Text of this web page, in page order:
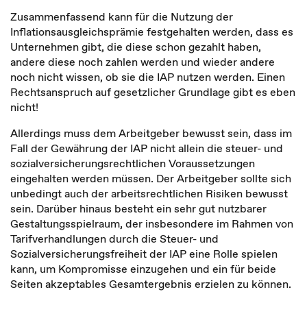
Zusammenfassend kann für die Nutzung der
Inflationsausgleichsprämie festgehalten werden, dass es
Unternehmen gibt, die diese schon gezahlt haben,
andere diese noch zahlen werden und wieder andere
noch nicht wissen, ob sie die IAP nutzen werden. Einen
Rechtsanspruch auf gesetzlicher Grundlage gibt es eben
nicht!
Allerdings muss dem Arbeitgeber bewusst sein, dass im
Fall der Gewährung der IAP nicht allein die steuer- und
sozialversicherungsrechtlichen Voraussetzungen
eingehalten werden müssen. Der Arbeitgeber sollte sich
unbedingt auch der arbeitsrechtlichen Risiken bewusst
sein. Darüber hinaus besteht ein sehr gut nutzbarer
Gestaltungsspielraum, der insbesondere im Rahmen von
Tarifverhandlungen durch die Steuer- und
Sozialversicherungsfreiheit der IAP eine Rolle spielen
kann, um Kompromisse einzugehen und ein für beide
Seiten akzeptables Gesamtergebnis erzielen zu können.